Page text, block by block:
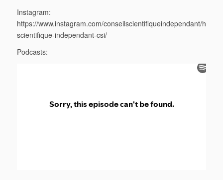
Instagram:
https://www.instagram.com/conseilscientifiqueindependant/
scientifique-independant-csi/
Podcasts: